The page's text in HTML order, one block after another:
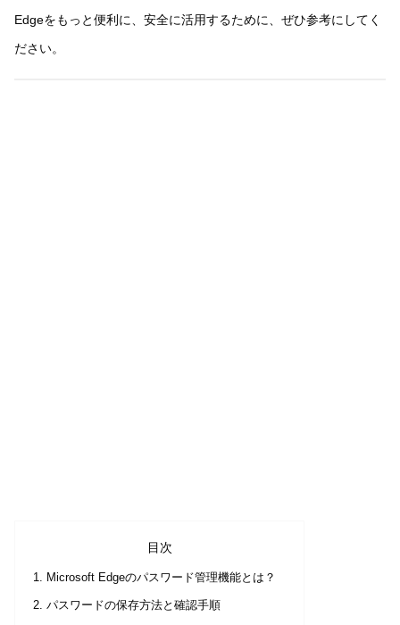
Edgeをもっと便利に、安全に活用するために、ぜひ参考にしてく
ださい。
目次
Microsoft Edgeのパスワード管理機能とは？
パスワードの保存方法と確認手順